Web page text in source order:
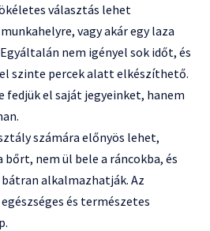
választás lehet
vagy akár egy laza
nem igényel sok időt, és
szinte percek alatt elkészíthető.
fedjük el saját jegyeinket, hanem
számára előnyös lehet,
nem ül bele a ráncokba, és
alkalmazhatják. Az
és természetes